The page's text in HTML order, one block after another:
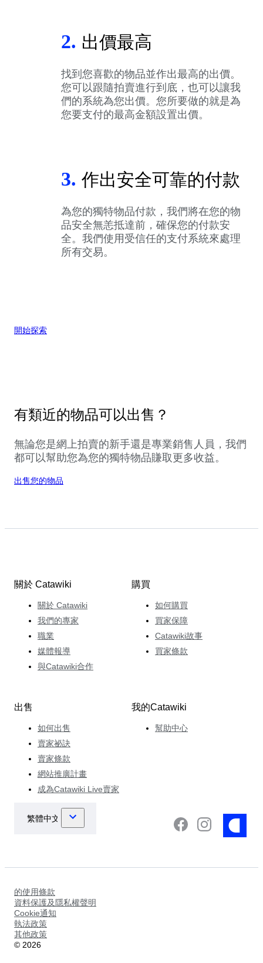
2. 出價最高
找到您喜歡的物品並作出最高的出價。
您可以跟隨拍賣進行到底，也可以讓我
們的系統為您出價。您所要做的就是為
您要支付的最高金額設置出價。
3. 作出安全可靠的付款
為您的獨特物品付款，我們將在您的物
品安全無恙抵達前，確保您的付款安
全。我們使用受信任的支付系統來處理
所有交易。
開始探索
有類近的物品可以出售？
無論您是網上拍賣的新手還是專業銷售人員，我們
都可以幫助您為您的獨特物品賺取更多收益。
出售您的物品
關於 Catawiki
關於 Catawiki
我們的專家
職業
媒體報導
與Catawiki合作
購買
如何購買
買家保障
Catawiki故事
買家條款
出售
如何出售
賣家祕訣
賣家條款
網站推廣計畫
成為Catawiki Live賣家
我的Catawiki
幫助中心
的使用條款
資料保護及隱私權聲明
Cookie通知
執法政策
其他政策
© 2026